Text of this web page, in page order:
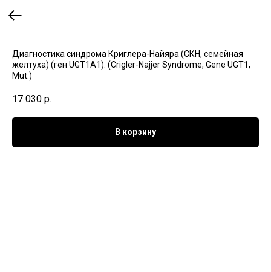
Диагностика синдрома Криглера-Найяра (СКН, семейная
желтуха) (ген UGT1A1). (Crigler-Najjer Syndrome, Gene UGT1,
Mut.)
17 030 р.
В корзину